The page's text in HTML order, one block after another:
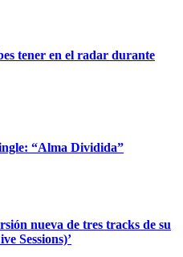
tener en el radar durante
“Alma Dividida”
nueva de tres tracks de su
Sessions)’